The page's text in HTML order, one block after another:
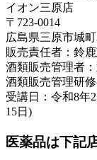
イオン三原店
〒723-0014
広島県三原市城町
販売責任者：鈴
酒類販売管理者
酒類販売管理研
受講日：令和8年
15日)
医薬品は下記